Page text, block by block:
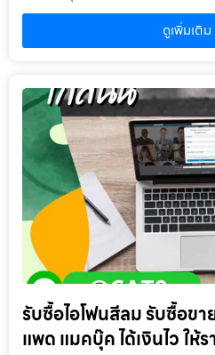
ใกล้คุณรับซื้อไอโฟนแจ้งวัฒนะ ให้บริการ
บริการรับซื้อขาย รับฝากสินค้าไอที และ ขอ
โฟน ไอแพด แมคบุ๊ค กล้องถ่ายรูป สินค้าแ
สาขาใกล้คุณเงื่อนไขการให้บริการ1. แจ้ง
ต้องการนำสินค้าชนิดใดมาจำนำ โดยแจ้งรุ่
ในเบื้องต้น2. กำหนดสถานที่นัดพบ : โดยผู้
บัตรประชาชน เซ็นรับรองสำเนา เพื่อยืนยั
สอบสภาพ ตีราคา และ รับเงินสดทันที : ระ
ขึ้นไป และสูงสุด 60 เดือน อัตราดอกเบี้ยต่
กำหนด เงิน 1,000 บาท จะมีค่าบริการ 5 บ
ทุก 20 วัน (นับจากวันที่จำนำสินค้า) อัตรา
อัตราดอกเบี้ยค่าปรับ ค่าบริการ และค่าธรร
สูงสุดไม่เกิน 28% ต่อปีเงื่อนไขการรับจำน
สินค้า : ผู้นำสินค้ามาจำนำ ต้องเป็นเจ้าของ
ปี : หากเกินจะพิจารณาเป็นบางรายการ
เคยเสียหรือเคยซ่อมมาก่อน
ดูเพิ่มเติม
รับซื้อไอโฟนสีลม รับซื้อขา
แพด แมคบุ๊ค ได้เงินไว ให้